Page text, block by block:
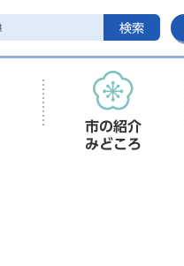
検索
市の紹介
みどころ